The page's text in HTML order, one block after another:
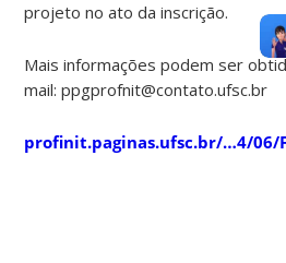
projeto no ato da inscrição.
Mais informações podem ser
mail: ppgprofnit@contato.ufsc.br
profinit.paginas.ufsc.br/…4/06/